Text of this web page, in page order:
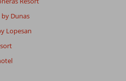
Dunas
Lopesan